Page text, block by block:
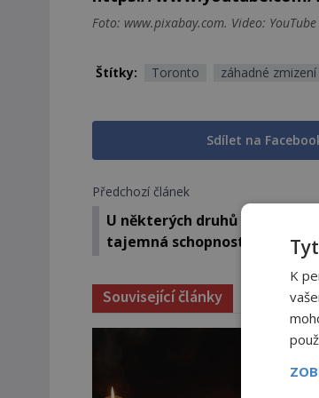
Foto: www.pixabay.com. Video: YouTube
Štítky: Toronto záhadné zmizení
Sdílet na
Předchozí článek
U některých druhů humrů a
tajemná schopnost
Související články
K